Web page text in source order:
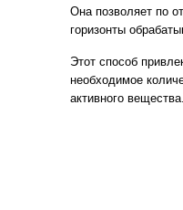
Она позволяет по
горизонты
Этот способ
необходимое
активного